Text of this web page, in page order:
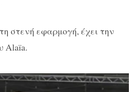
στενή εφαρμογή, έχει την
Alaïa.